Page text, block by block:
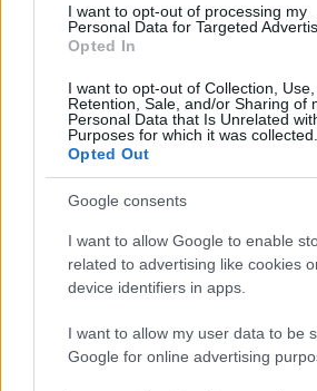
I want to opt-out of processing my
Personal Data for Targeted
Opted In
I want to opt-out of Collection, Use,
Retention, Sale, and/or Sharing of
Personal Data that Is Unrelated
Purposes for which it was collected.
Opted Out
Google consents
I want to allow Google to enable
related to advertising like cookies
device identifiers in apps.
I want to allow my user data to be
Google for online advertising
Sei già abbonato?
Puoi effettuare l'accesso
sezioneLogindal menù del
cliccando
TEMI: CoolTour Gallura
Entra nel canale
GalluraOggi.it